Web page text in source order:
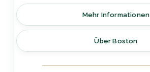
Mehr Informationen
Über Boston